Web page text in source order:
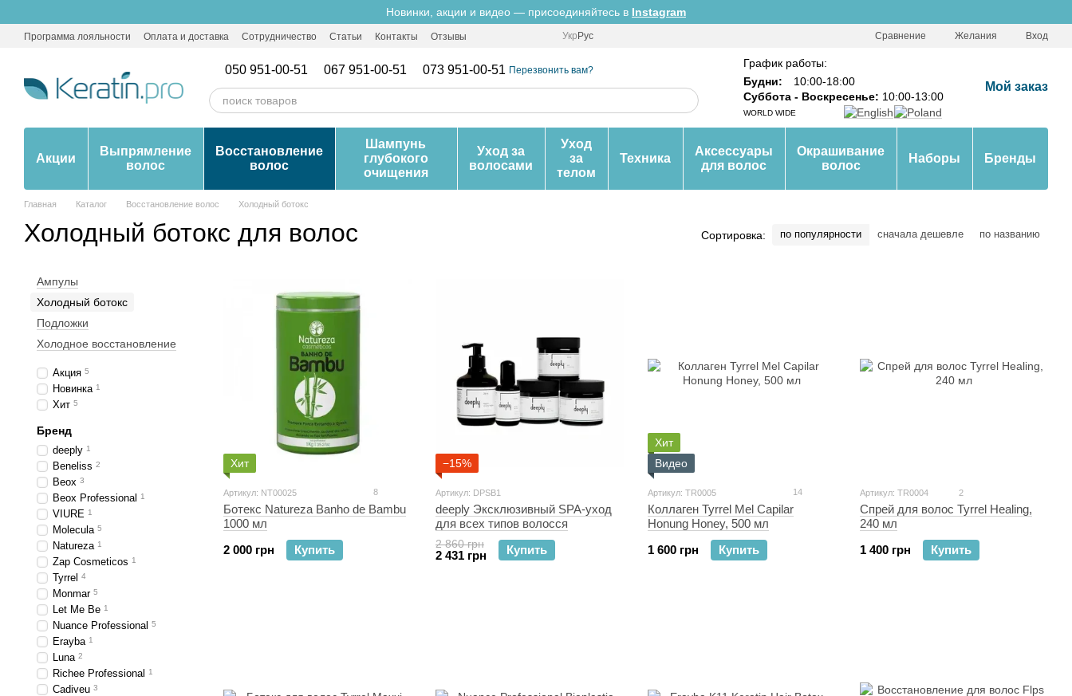
Новинки, акции и видео — присоединяйтесь в Instagram
Программа лояльности Оплата и доставка Сотрудничество Статьи Контакты Отзывы Укр Рус Сравнение Желания Вход
050 951-00-51 067 951-00-51 073 951-00-51 Перезвонить вам?
График работы:
Будни:
10:00-18:00
Суббота - Воскресенье: 10:00-13:00
WORLD WIDE
Мой заказ
Акции
Выпрямление
волос
Восстановление
волос
Шампунь
глубокого
очищения
Уход за
волосами
Уход
за
телом
Техника
Аксессуары
для волос
Окрашивание
волос
Наборы Бренды
Главная Каталог Восстановление волос Холодный ботокс
Холодный ботокс для волос Сортировка: по популярности сначала дешевле по названию
Хит
Артикул: NT00025 8
Ботекс Natureza Banho de Bambu
1000 мл
2 000 грн
Купить
−15%
Артикул: DPSB1
deeply Эксклюзивный SPA‑уход
для всех типов волосся
2 860 грн
2 431 грн Купить
Хит
Видео
Артикул: TR0005 14
Коллаген Tyrrel Mel Capilar
Honung Honey, 500 мл
1 600 грн
Купить
Артикул: TR0004 2
Спрей для волос Tyrrel Healing,
240 мл
1 400 грн
Купить
Ампулы
Холодный ботокс
Подложки
Холодное восстановление
Акция 5
Новинка 1
Хит 5
Бренд
deeply 1
Beneliss 2
Beox 3
Beox Professional 1
VIURE 1
Molecula 5
Natureza 1
Zap Cosmeticos 1
Tyrrel 4
Monmar 5
Let Me Be 1
Nuance Professional 5
Erayba 1
Luna 2
Richee Professional 1
Cadiveu 3